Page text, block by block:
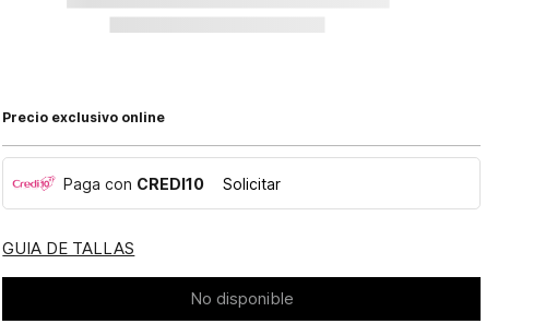
Precio exclusivo online
Paga con CREDI10 Solicitar
GUIA DE TALLAS
No disponible